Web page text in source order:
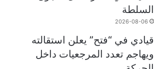
السلطة
2026-08-06
قيادي في “فتح” يعلن استقالته
ويهاجم تعدد المرجعيات داخل